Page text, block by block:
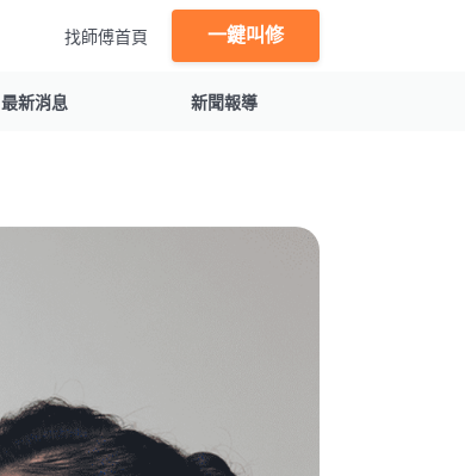
找師傅首頁 一鍵叫修
最新消息 新聞報導